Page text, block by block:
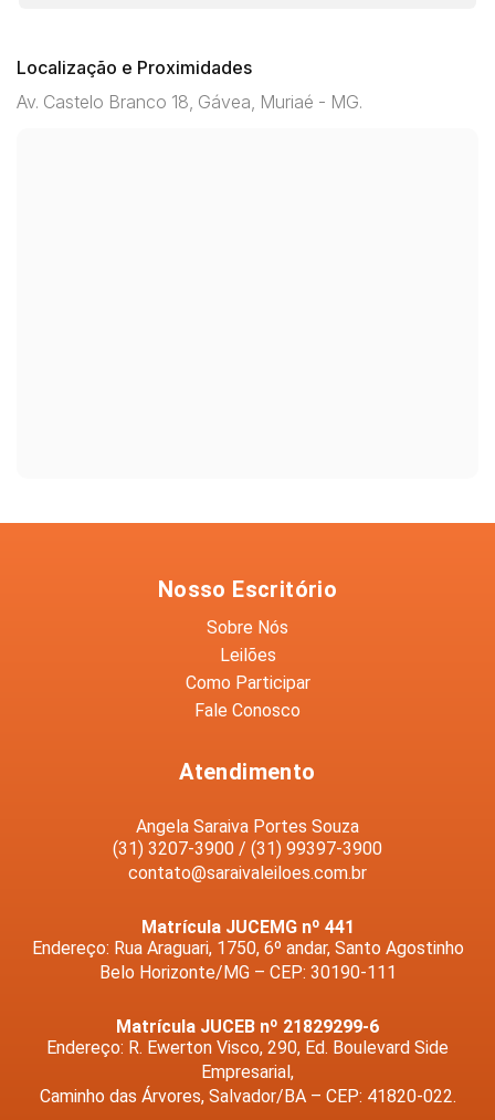
Localização e Proximidades
Av. Castelo Branco 18, Gávea, Muriaé - MG.
Nosso Escritório
Sobre Nós
Leilões
Como Participar
Fale Conosco
Atendimento
Angela Saraiva Portes Souza
(31) 3207-3900 / (31) 99397-3900
contato@saraivaleiloes.com.br
Matrícula JUCEMG nº 441
Endereço: Rua Araguari, 1750, 6º andar, Santo Agostinho
Belo Horizonte/MG – CEP: 30190-111
Matrícula JUCEB nº 21829299-6
Endereço: R. Ewerton Visco, 290, Ed. Boulevard Side
Empresarial,
Caminho das Árvores, Salvador/BA – CEP: 41820-022.